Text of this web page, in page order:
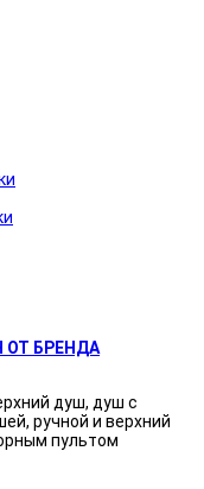
ОТ БРЕНДА
душ, душ с
ручной и верхний
пультом